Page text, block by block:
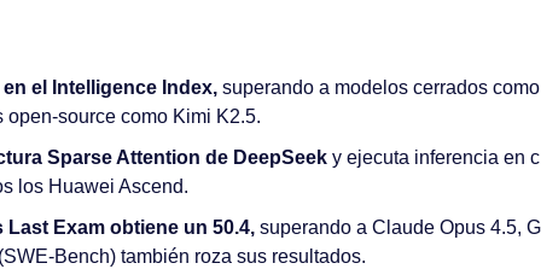
el Intelligence Index, superando a modelos cerrados
open-source como Kimi K2.5.
Sparse Attention de DeepSeek y ejecuta inferencia en
los Huawei Ascend.
Exam obtiene un 50.4, superando a Claude Opus 4.5,
Bench) también roza sus resultados.